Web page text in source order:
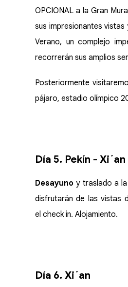
OPCIONAL a la Gran
sus impresionantes
Verano, un complejo
recorrerán sus amplios
Posteriormente
pájaro, estadio olímpico
Día 5. Pekín - Xi´an
Desayunoy traslado a
disfrutarán de las vistas
el check in. Alojamiento.
Día 6. Xi´an